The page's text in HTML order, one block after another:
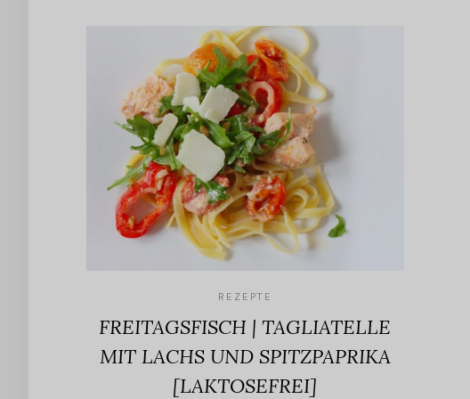
REZEPTE
FREITAGSFISCH | TAGLIATELLE
MIT LACHS UND SPITZPAPRIKA
[LAKTOSEFREI]